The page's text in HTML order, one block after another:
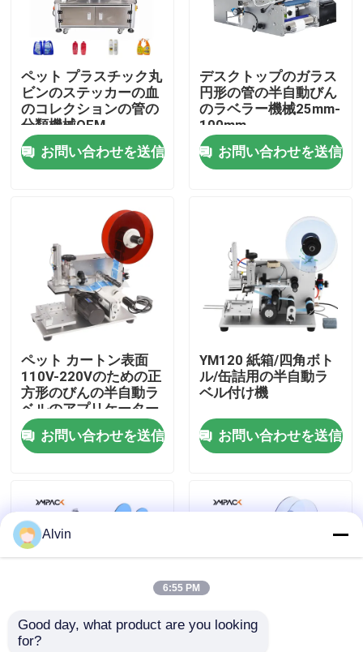
ビデオ
私達について
工場旅行
品質管理
ニュース
自動分類機械
ペット プラスチック丸
ビンのステッカーの血
のコレクションの管の
分類機械OEM
お問い合わせを送信
デスクトップのガラス
円形の管の半自動びん
のラベラー機械25mm-
100mm
お問い合わせを送信
ペット カートン表面
110V-220Vのための正
方形のびんの半自動ラ
ベルのアプリケーター
機械
お問い合わせを送信
YM120 紙箱/四角ボト
ル/缶詰用の半自動ラ
ベル付け機
お問い合わせを送信
YM130 手動式丸いボ
Alvin
6:55 PM
Good day, what product are you looking
for?